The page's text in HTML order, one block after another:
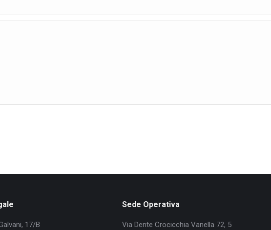
17/B
Sede Operativa
Via Dente Crocicchia Vanella 72, 5